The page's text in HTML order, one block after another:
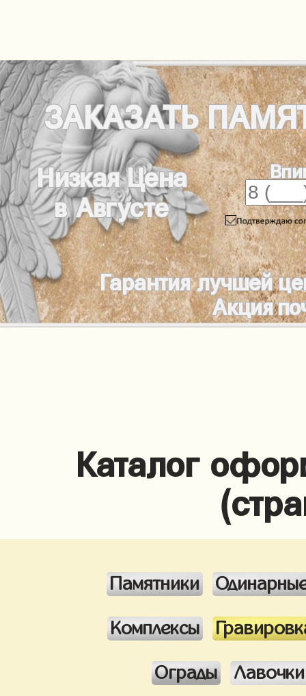
ЗАКАЗАТЬ
Низкая Цена
в Августе
Гарантия лучшей
Акция
Каталог
Памятники
Комплексы
Ограды